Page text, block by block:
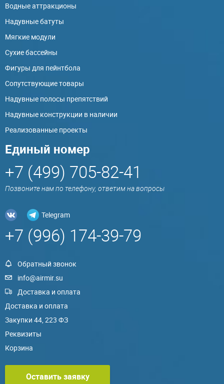
Водные аттракционы
Надувные батуты
Мягкие модули
Сухие бассейны
Фигуры для пейнтбола
Сопутствующие товары
Надувные полосы препятствий
Надувные конструкции в наличии
Реализованные проекты
Единый номер
+7 (499) 705-82-41
Позвоните нам по телефону, ответим на вопросы
Telegram
+7 (996) 174-39-79
Обратный звонок
info@airmir.su
Доставка и оплата
Доставка и оплата
Закупки 44, 223 ФЗ
Реквизиты
Корзина
Оставить заявку